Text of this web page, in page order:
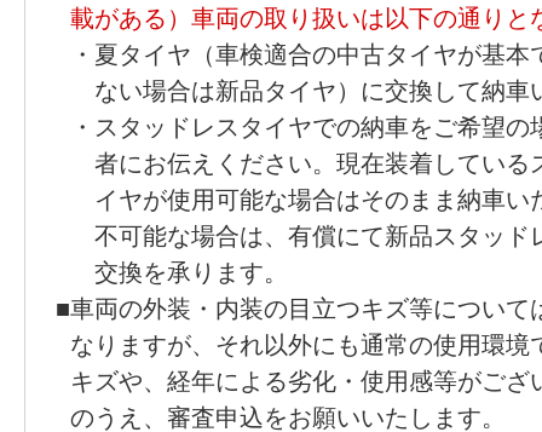
載がある）車両の取り扱いは以下の通りと
・ 夏タイヤ（車検適合の中古タイヤが基本
ない場合は新品タイヤ）に交換して納車
・ スタッドレスタイヤでの納車をご希望の
者にお伝えください。現在装着している
イヤが使用可能な場合はそのまま納車い
不可能な場合は、有償にて新品スタッド
交換を承ります。
■車両の外装・内装の目立つキズ等について
なりますが、それ以外にも通常の使用環境
キズや、経年による劣化・使用感等がござ
のうえ、審査申込をお願いいたします。